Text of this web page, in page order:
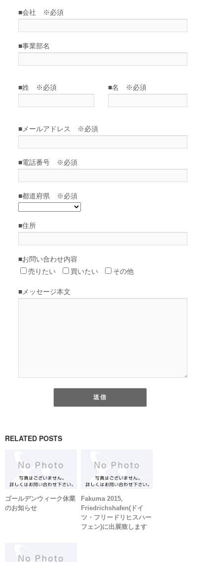
RELATED POSTS
ゴールデンウィーク休業
のお知らせ
Fakuma 2015,
Friedrichshafen(ドイ
ツ・フリードリヒスハー
フェン)に出展致します